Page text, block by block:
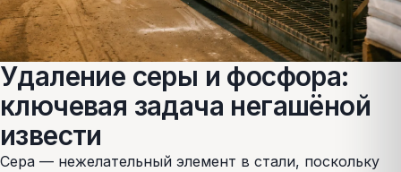
Удаление серы и фосфора:
ключевая задача негашёной
извести
Сера — нежелательный элемент в стали, поскольку